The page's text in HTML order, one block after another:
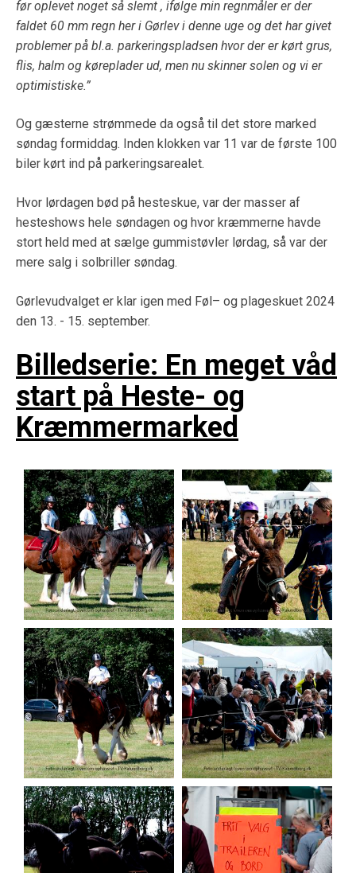
før oplevet noget så slemt , ifølge min regnmåler er der
faldet 60 mm regn her i Gørlev i denne uge og det har givet
problemer på bl.a. parkeringspladsen hvor der er kørt grus,
flis, halm og køreplader ud, men nu skinner solen og vi er
optimistiske.”
Og gæsterne strømmede da også til det store marked
søndag formiddag. Inden klokken var 11 var de første 100
biler kørt ind på parkeringsarealet.
Hvor lørdagen bød på hesteskue, var der masser af
hesteshows hele søndagen og hvor kræmmerne havde
stort held med at sælge gummistøvler lørdag, så var der
mere salg i solbriller søndag.
Gørlevudvalget er klar igen med Føl– og plageskuet 2024
den 13. - 15. september.
Billedserie: En meget våd
start på Heste- og
Kræmmermarked